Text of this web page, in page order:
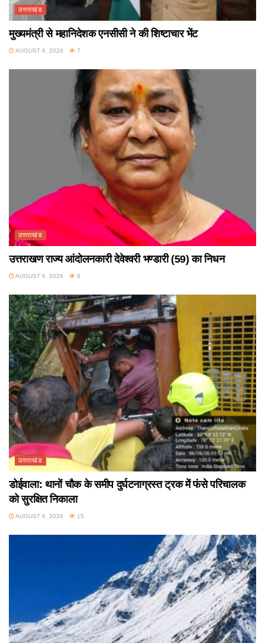
उत्तराखंड
मुख्यमंत्री से महानिदेशक एनसीसी ने की शिष्टाचार भेंट
AUGUST 6, 2026 7
उत्तराखंड
उत्तराखण राज्य आंदोलनकारी देवेश्वरी भण्डारी (59) का निधन
AUGUST 6, 2026 8
उत्तराखंड
डोईवाला: थानों चौक के समीप दुर्घटनाग्रस्त ट्रक में फंसे परिचालक
को सुरक्षित निकाला
AUGUST 6, 2026 15